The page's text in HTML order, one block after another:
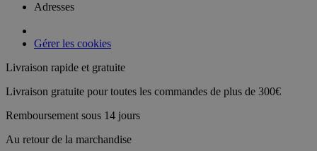
Adresses
Gérer les cookies
Livraison rapide et gratuite
Livraison gratuite pour toutes les commandes de plus de 300€
Remboursement sous 14 jours
Au retour de la marchandise